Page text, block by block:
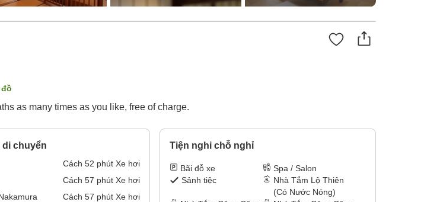
as many times as you like, free of charge.
chuyển
Cách 52 phút Xe hơi
Cách 57 phút Xe hơi
Cách 57 phút Xe hơi
Tiện nghi chỗ nghỉ
Bãi đỗ xe
Spa / Salon
Sảnh tiệc
Nhà Tắm Lộ Thiên
(Có Nước Nóng)